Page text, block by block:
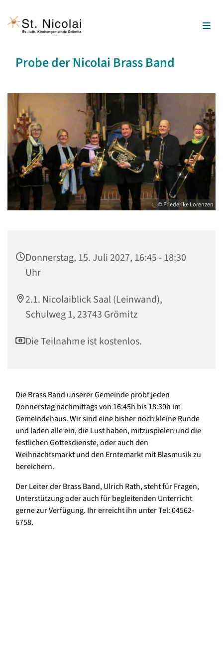
Probe der Nicolai Brass Band
© Friederike Lorenzen
Donnerstag, 15. Juli 2027, 16:45 - 18:30
Uhr
2.1. Nicolaiblick Saal (Leinwand),
Schulweg 1, 23743 Grömitz
Die Teilnahme ist kostenlos.
Die Brass Band unserer Gemeinde probt jeden
Donnerstag nachmittags von 16:45h bis 18:30h im
Gemeindehaus. Wir sind eine bisher noch kleine Runde
und laden alle ein, die Lust haben, mitzuspielen und die
festlichen Gottesdienste, oder auch den
Weihnachtsmarkt und den Erntemarkt mit Blasmusik zu
bereichern.
Der Leiter der Brass Band, Ulrich Rath, steht für Fragen,
Unterstützung oder auch für begleitenden Unterricht
gerne zur Verfügung. Ihr erreicht ihn unter Tel: 04562-
6758.